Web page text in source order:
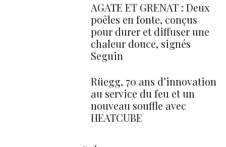
AGATE ET GRENAT : Deux
poêles en fonte, conçus
pour durer et diffuser une
chaleur douce, signés
Seguin
Rüegg, 70 ans d’innovation
au service du feu et un
nouveau souffle avec
HEATCUBE